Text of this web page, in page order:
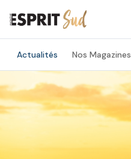
Actualités Nos Magazines